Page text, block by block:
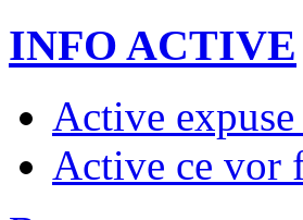
INFO ACTIVE
Active expuse
Active ce vor